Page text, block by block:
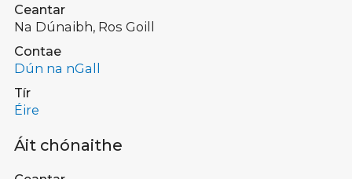
Ceantar
Na Dúnaibh, Ros Goill
Contae
Dún na nGall
Tír
Éire
Áit chónaithe